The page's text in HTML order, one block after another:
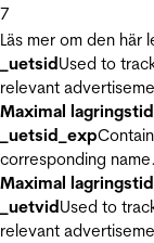
7
Läs mer om den här
_uetsidUsed to
relevant
Maximal lagringstid
_uetsid_exp
corresponding name.
Maximal lagringstid
_uetvidUsed to
relevant